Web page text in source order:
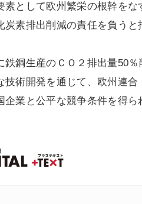
素として欧州繁栄の根幹を
炭素排出削減の責任を負うと
鋼生産のＣＯ２排出量50
技術開発を通じて、欧州連
企業と公平な競争条件を得